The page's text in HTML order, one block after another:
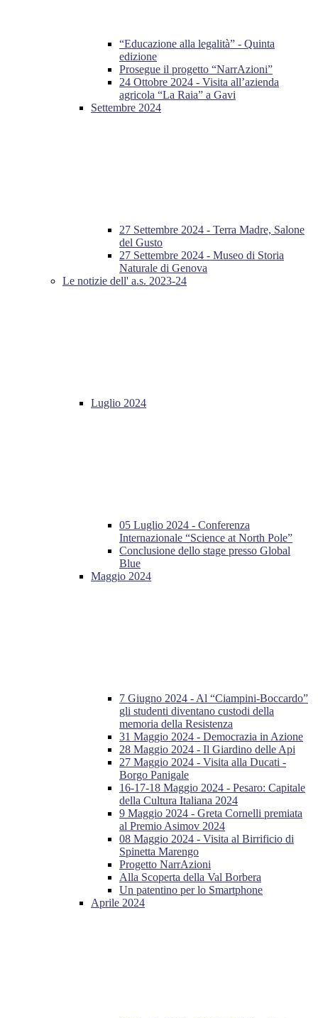
“Educazione alla legalità” - Quinta
edizione
Prosegue il progetto “NarrAzioni”
24 Ottobre 2024 - Visita all’azienda
agricola “La Raia” a Gavi
Settembre 2024
27 Settembre 2024 - Terra Madre, Salone
del Gusto
27 Settembre 2024 - Museo di Storia
Naturale di Genova
Le notizie dell' a.s. 2023-24
Luglio 2024
05 Luglio 2024 - Conferenza
Internazionale “Science at North Pole”
Conclusione dello stage presso Global
Blue
Maggio 2024
7 Giugno 2024 - Al “Ciampini-Boccardo”
gli studenti diventano custodi della
memoria della Resistenza
31 Maggio 2024 - Democrazia in Azione
28 Maggio 2024 - Il Giardino delle Api
27 Maggio 2024 - Visita alla Ducati -
Borgo Panigale
16-17-18 Maggio 2024 - Pesaro: Capitale
della Cultura Italiana 2024
9 Maggio 2024 - Greta Cornelli premiata
al Premio Asimov 2024
08 Maggio 2024 - Visita al Birrificio di
Spinetta Marengo
Progetto NarrAzioni
Alla Scoperta della Val Borbera
Un patentino per lo Smartphone
Aprile 2024